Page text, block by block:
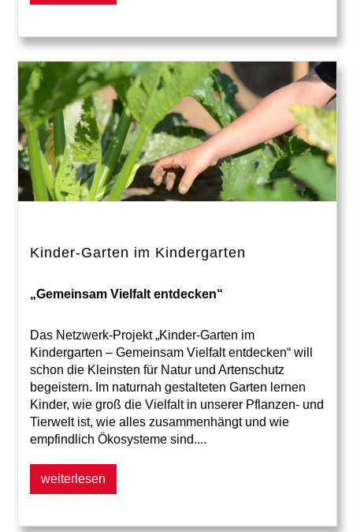
Kinder-Garten im Kindergarten
„Gemeinsam Vielfalt entdecken“
Das Netzwerk-Projekt „Kinder-Garten im
Kindergarten – Gemeinsam Vielfalt entdecken“ will
schon die Kleinsten für Natur und Artenschutz
begeistern. Im naturnah gestalteten Garten lernen
Kinder, wie groß die Vielfalt in unserer Pflanzen- und
Tierwelt ist, wie alles zusammenhängt und wie
empfindlich Ökosysteme sind....
weiterlesen